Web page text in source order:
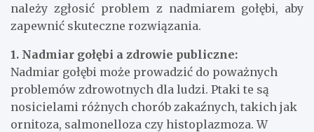
należy zgłosić problem z nadmiarem gołębi, aby
zapewnić skuteczne rozwiązania.
1. Nadmiar gołębi a zdrowie publiczne:
Nadmiar gołębi może prowadzić do poważnych
problemów zdrowotnych dla ludzi. Ptaki te są
nosicielami różnych chorób zakaźnych, takich jak
ornitoza, salmonelloza czy histoplazmoza. W